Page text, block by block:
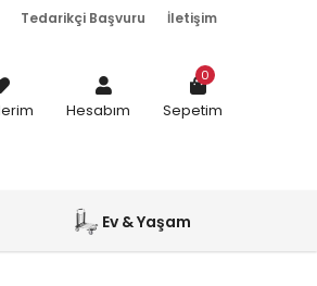
Tedarikçi Başvuru İletişim
Hesabım Sepetim
0
Ev & Yaşam